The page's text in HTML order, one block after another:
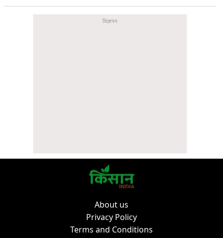
About us
Privacy Policy
Terms and Conditions